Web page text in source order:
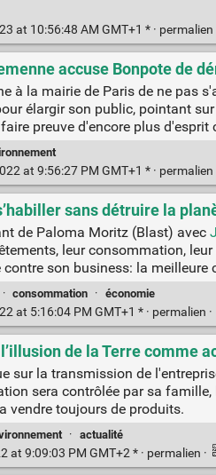
at 10:56:48 AM GMT+1 * · permalien
accuse Bonpote de
à la mairie de Paris de ne pas
élargir son public, pointant
preuve d'encore plus d'esprit
at 9:56:27 PM GMT+1 * · permalien
sans détruire la
de Paloma Moritz (Blast) avec
leur consommation,
contre son business: la
· consommation · économie
at 5:16:04 PM GMT+1 * · permalien ·
de la Terre comme
sur la transmission de
sera contrôlée par sa famille,
vendre toujours de produits.
· actualité
at 9:09:03 PM GMT+2 * · permalien ·